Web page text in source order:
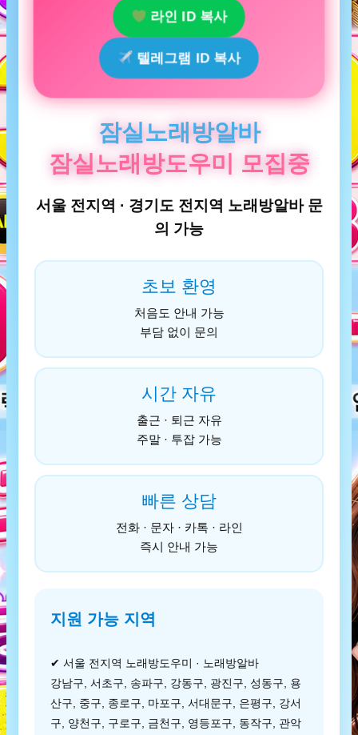
라인 ID 복사
텔레그램 ID 복사
잠실노래방알바
잠실노래방도우미 모집중
서울 전지역 · 경기도 전지역 노래방알바 문
의 가능
초보 환영
처음도 안내 가능
부담 없이 문의
시간 자유
출근 · 퇴근 자유
주말 · 투잡 가능
빠른 상담
전화 · 문자 · 카톡 · 라인
즉시 안내 가능
지원 가능 지역
✔ 서울 전지역 노래방도우미 · 노래방알바
강남구, 서초구, 송파구, 강동구, 광진구, 성동구, 용
산구, 중구, 종로구, 마포구, 서대문구, 은평구, 강서
구, 양천구, 구로구, 금천구, 영등포구, 동작구, 관악